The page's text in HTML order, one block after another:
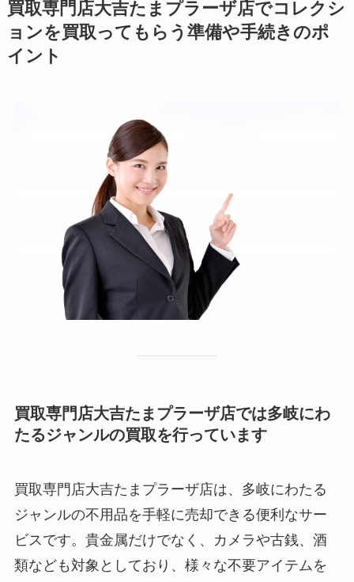
買取専門店大吉たまプラーザ店でコレクシ
ョンを買取ってもらう準備や手続きのポ
イント
買取専門店大吉たまプラーザ店では多岐にわ
たるジャンルの買取を行っています
買取専門店大吉たまプラーザ店は、多岐にわたる
ジャンルの不用品を手軽に売却できる便利なサー
ビスです。貴金属だけでなく、カメラや古銭、酒
類なども対象としており、様々な不要アイテムを